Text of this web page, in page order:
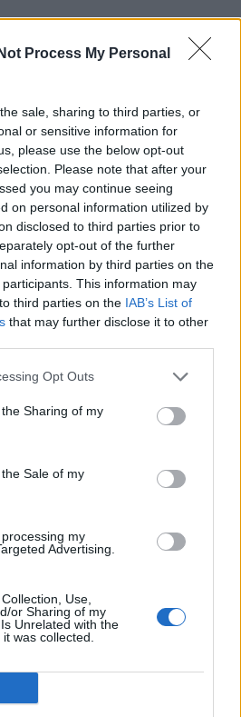
Process My Personal
sale, sharing to third parties, or
or sensitive information for
please use the below opt-out
Please note that after your
you may continue seeing
on personal information utilized by
disclosed to third parties prior to
opt-out of the further
information by third parties on the
participants. This information may
third parties on the IAB’s List of
that may further disclose it to other
Opt Outs
Sharing of my
Sale of my
my
Advertising.
Use,
or Sharing of my
Unrelated with the
was collected.
που σημαίνει πως κι
τα έξοδα σου. Εξ
και τόση...Διάβασε
ζώδιό σου να προσεγγίζει
το πρώτο που μπορείς να
εξ... Διάβασε περισσότερα
στο Google News και
ειδήσεις
ΦΕΒΡΟΥΑΡΙΟΣ 2023
ΓΙΑΝΝΗΣ ΡΙΖΟΠΟΥΛΟΣ